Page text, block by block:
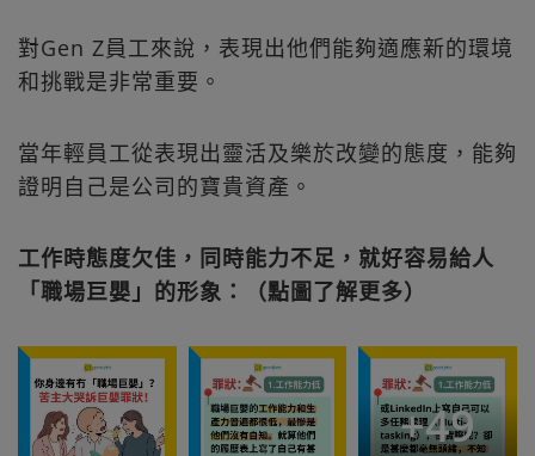
對Gen Z員工來說，表現出他們能夠適應新的環境
和挑戰是非常重要。
當年輕員工從表現出靈活及樂於改變的態度，能夠
證明自己是公司的寶貴資產。
工作時態度欠佳，同時能力不足，就好容易給人
「職場巨嬰」的形象：（點圖了解更多）
+49